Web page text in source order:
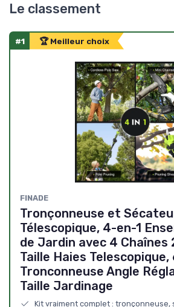
Le classement
#1 🏆 Meilleur choix
FINADE
Tronçonneuse et
Télescopique, 4-en-1
de Jardin avec 4
Taille Haies Telescopique,
Tronconneuse Angle
Taille Jardinage
Kit vraiment complet : tronçonneuse,